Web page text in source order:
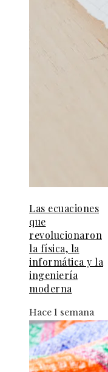
Las ecuaciones
que
revolucionaron
la física, la
informática y la
ingeniería
moderna
Hace 1 semana